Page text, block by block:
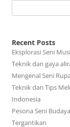
Recent Posts
Eksplorasi Seni
Teknik dan gaya
Mengenal Seni
Teknik dan Tips
Indonesia
Pesona Seni
Tergantikan